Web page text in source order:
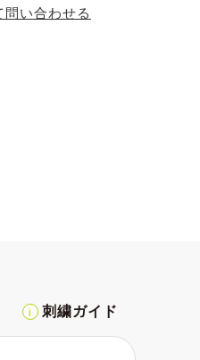
問い合わせる
刺繍ガイド